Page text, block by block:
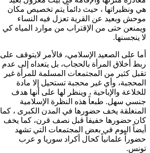
هي ونظيراتها ، حيث دائماً يتم تخصيص مكان
موحش وبعيد عن القرية تعزل فيه النساء
ويمنعن حتى من الإقتراب من موارد المياه كي
لا ينجسنها.
أما على الصعيد الإسلامي، فالأمر لايتوقف على
ربط أخلاق المرأة بالحجاب، بل يتعداه إلى عدم
تقبل كثير من المجتمعات المسلمة للمرأة غير
المحجبة، وأي غير محجبة تستحيل إلا مادة
للخلاعة والإباحية ، وينظر لها على أنها هدف
جنسي سهل. طبعاً هذه النظرة الإسلامية
المنغلقة يخف حضورها في المدن الكبرى ، كما
كان حضورها خفيفاً قبل نصف قرن، كما يخف
أيضاً اليوم في بعض المجتمعات التي تشهد
حضوراً علمانياً كحال أكراد سوريا و عرب
تونس.